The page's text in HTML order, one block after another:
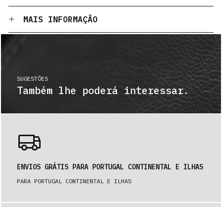
MAIS INFORMAÇÃO
SUGESTÕES
Também lhe poderá interessar.
ENVIOS GRÁTIS PARA PORTUGAL CONTINENTAL E ILHAS
PARA PORTUGAL CONTINENTAL E ILHAS